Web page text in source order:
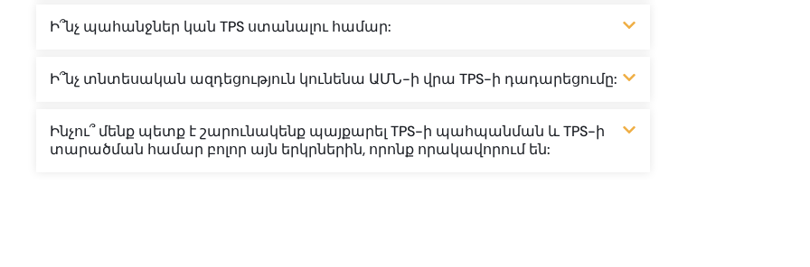
Ի՞նչ պահանջներ կան TPS ստանալու համար:
Ի՞նչ տնտեսական ազդեցություն կունենա ԱՄՆ-ի վրա TPS-ի դադարեցումը:
Ինչու՞ մենք պետք է շարունակենք պայքարել TPS-ի պահպանման և TPS-ի
տարածման համար բոլոր այն երկրներին, որոնք որակավորում են: